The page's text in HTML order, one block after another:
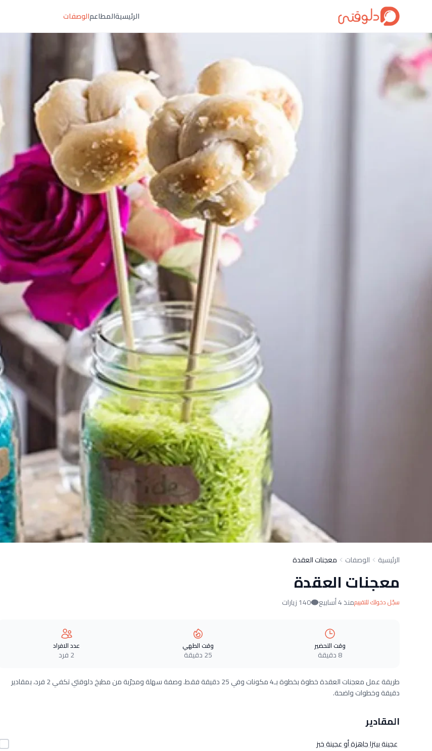
الرئيسيةالمطاعمالوصفات
الرئيسية الوصفات معجنات العقدة
معجنات العقدة
سجّل دخولك للتقييممنذ 4 أسابيع 140 زيارات
وقت التحضير
8 دقيقة
وقت الطهي
25 دقيقة
عدد الافراد
2 فرد
طريقة عمل معجنات العقدة خطوة بخطوة بـ4 مكونات وفي 25 دقيقة فقط. وصفة سهلة ومجرّبة من مطبخ دلوقتي تكفي 2 فرد، بمقادير
دقيقة وخطوات واضحة.
المقادير
عجينة بيتزا جاهزة أو عجينة خبز